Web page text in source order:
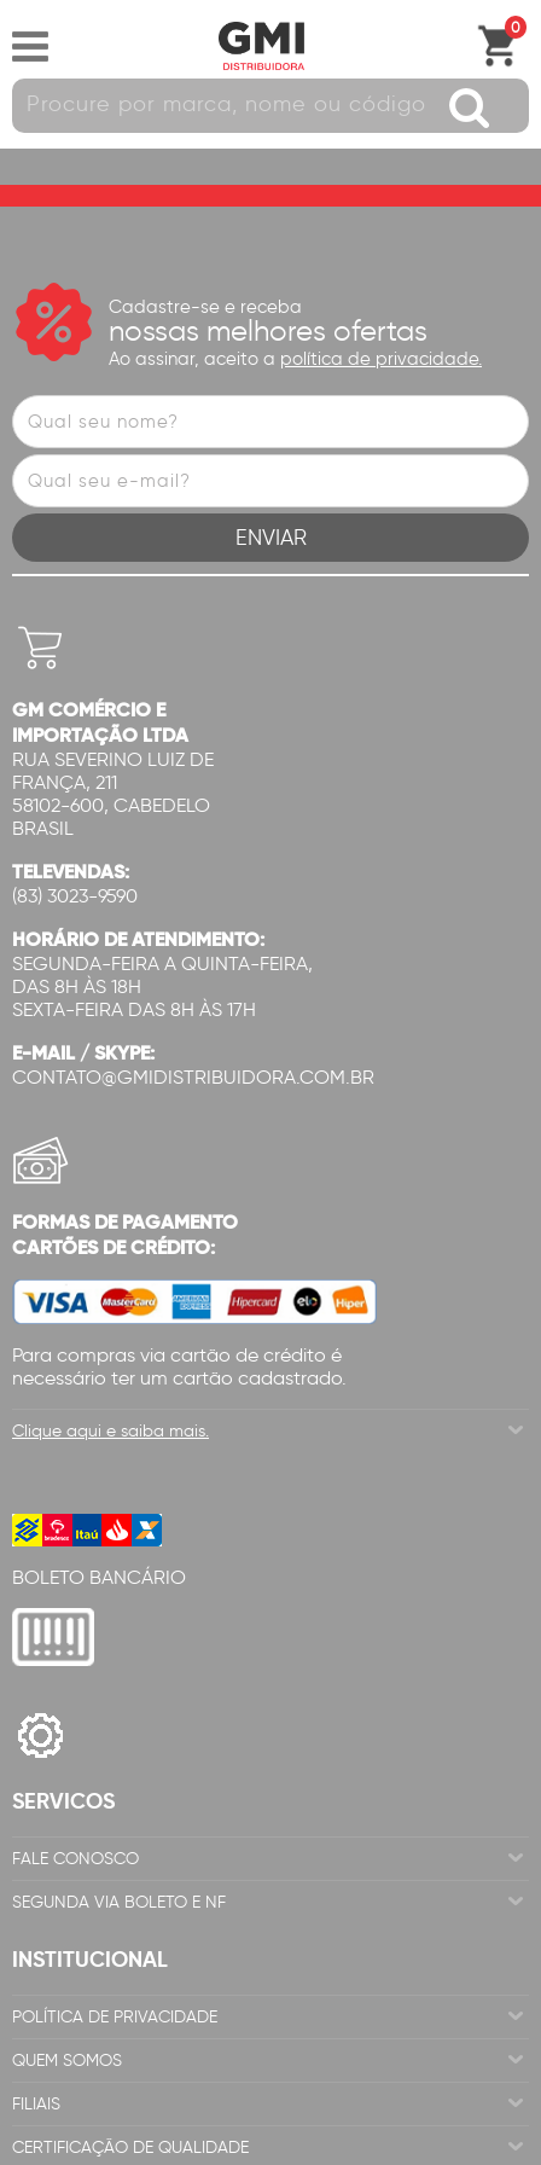
0
Cadastre-se e receba
nossas melhores ofertas
Ao assinar, aceito a política de privacidade.
GM COMÉRCIO E
IMPORTAÇÃO LTDA
RUA SEVERINO LUIZ DE
FRANÇA, 211
58102-600, CABEDELO
BRASIL
TELEVENDAS:
(83) 3023-9590
HORÁRIO DE ATENDIMENTO:
SEGUNDA-FEIRA A QUINTA-FEIRA,
DAS 8H ÀS 18H
SEXTA-FEIRA DAS 8H ÀS 17H
E-MAIL / SKYPE:
CONTATO@GMIDISTRIBUIDORA.COM.BR
FORMAS DE PAGAMENTO
CARTÕES DE CRÉDITO:
Para compras via cartão de crédito é
necessário ter um cartão cadastrado.
Clique aqui e saiba mais.
BOLETO BANCÁRIO
SERVICOS
FALE CONOSCO
SEGUNDA VIA BOLETO E NF
INSTITUCIONAL
POLÍTICA DE PRIVACIDADE
QUEM SOMOS
FILIAIS
CERTIFICAÇÃO DE QUALIDADE